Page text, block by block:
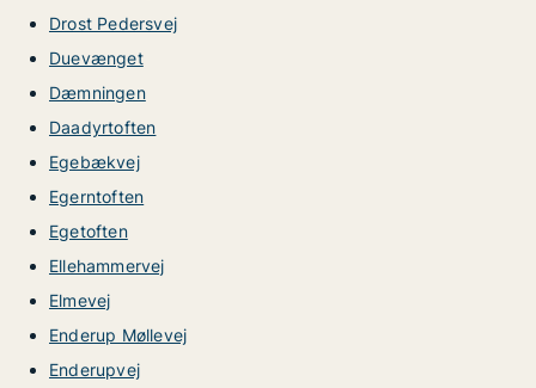
Drost Pedersvej
Duevænget
Dæmningen
Daadyrtoften
Egebækvej
Egerntoften
Egetoften
Ellehammervej
Elmevej
Enderup Møllevej
Enderupvej